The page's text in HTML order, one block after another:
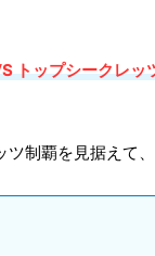
トップシークレッ
制覇を見据えて、